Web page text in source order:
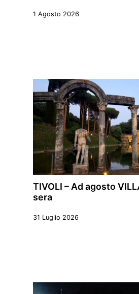
1 Agosto 2026
TIVOLI – Ad agosto
sera
31 Luglio 2026